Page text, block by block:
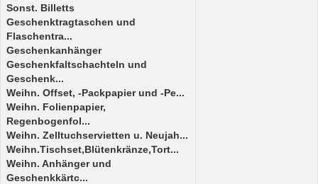
Sonst. Billetts
Geschenktragtaschen und
Flaschentra...
Geschenkanhänger
Geschenkfaltschachteln und
Geschenk...
Weihn. Offset, -Packpapier und -Pe...
Weihn. Folienpapier,
Regenbogenfol...
Weihn. Zelltuchservietten u. Neujah...
Weihn.Tischset,Blütenkränze,Tort...
Weihn. Anhänger und
Geschenkkärtc...